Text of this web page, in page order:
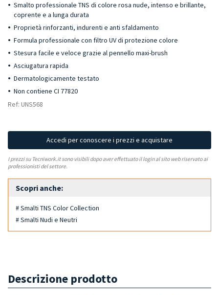
Smalto professionale TNS di colore rosa nude, intenso e brillante,
coprente e a lunga durata
Proprietà rinforzanti, indurenti e anti sfaldamento
Formula professionale con filtro UV di protezione colore
Stesura facile e veloce grazie al pennello maxi-brush
Asciugatura rapida
Dermatologicamente testato
Non contiene CI 77820
Ref: UNS568
Accedi per conoscere i prezzi e acquistare
I prezzi su Tecniwork.it sono visibili dopo aver effettuato il login al sito web riservato ai
professionisti del settore.
Scopri anche:
# Smalti TNS Color Collection
# Smalti Nudi e Neutri
Descrizione prodotto